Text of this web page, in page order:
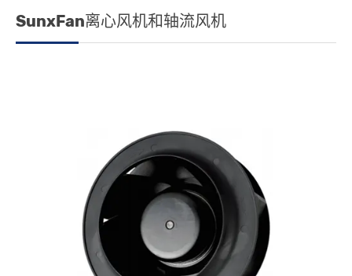
SunxFan离心风机和轴流风机